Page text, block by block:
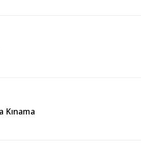
Kınama